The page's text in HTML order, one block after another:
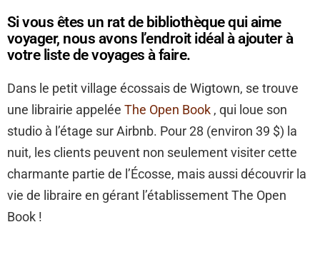
Si vous êtes un rat de bibliothèque qui aime
voyager, nous avons l’endroit idéal à ajouter à
votre liste de voyages à faire.
Dans le petit village écossais de Wigtown, se trouve
une librairie appelée The Open Book , qui loue son
studio à l’étage sur Airbnb. Pour 28 (environ 39 $) la
nuit, les clients peuvent non seulement visiter cette
charmante partie de l’Écosse, mais aussi découvrir la
vie de libraire en gérant l’établissement The Open
Book !